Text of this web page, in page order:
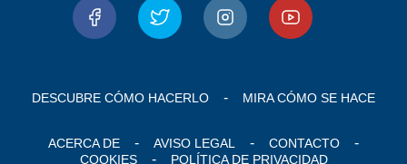
DESCUBRE CÓMO HACERLO MIRA CÓMO SE HACE
ACERCA DE AVISO LEGAL
CONTACTO
COOKIES
POLÍTICA DE PRIVACIDAD